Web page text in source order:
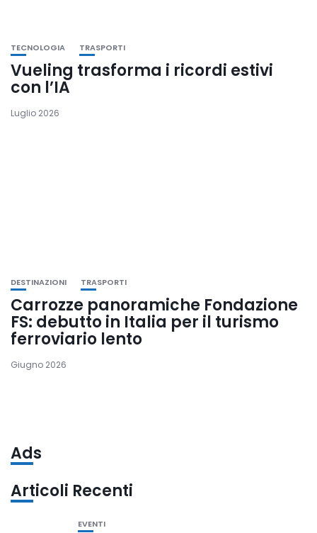
TECNOLOGIA TRASPORTI
Vueling trasforma i ricordi estivi
con l’IA
Luglio 2026
DESTINAZIONI TRASPORTI
Carrozze panoramiche Fondazione
FS: debutto in Italia per il turismo
ferroviario lento
Giugno 2026
Ads
Articoli Recenti
EVENTI